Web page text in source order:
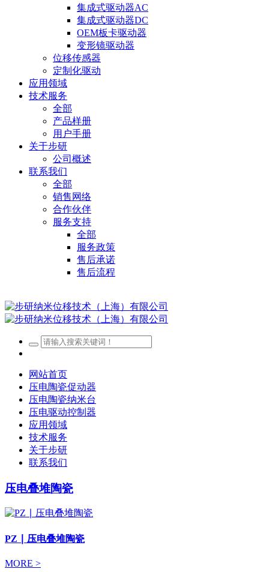
集成式驱动器AC
集成式驱动器DC
OEM板卡驱动器
变形镜驱动器
位移传感器
定制化驱动
应用领域
技术服务
全部
产品样册
用户手册
关于步研
公司概述
联系我们
全部
销售网络
合作伙伴
服务支持
全部
服务政策
售后承诺
售后流程
网站首页
压电陶瓷促动器
压电陶瓷纳米台
压电驱动控制器
应用领域
技术服务
关于步研
联系我们
压电叠堆陶瓷
PZ ∣ 压电叠堆陶瓷
MORE >